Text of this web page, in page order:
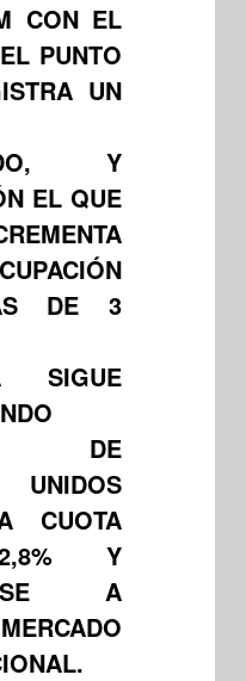
CON EL
PUNTO
UN
Y
EL QUE
DE 3
SIGUE
DE
UNIDOS
CUOTA
Y
A